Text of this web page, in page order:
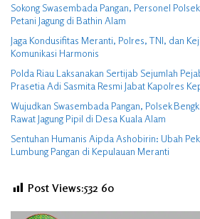
Sokong Swasembada Pangan, Personel
Petani Jagung di Bathin Alam
Jaga Kondusifitas Meranti, Polres, TNI, dan
Komunikasi Harmonis
Polda Riau Laksanakan Sertijab Sejumlah
Prasetia Adi Sasmita Resmi Jabat Kapolres
Wujudkan Swasembada Pangan, Polsek
Rawat Jagung Pipil di Desa Kuala Alam
Sentuhan Humanis Aipda Ashobirin: Ubah
Lumbung Pangan di Kepulauan Meranti
Post Views:532 60